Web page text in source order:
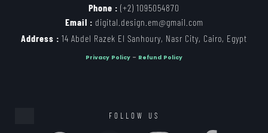
Phone : (+2) 1095054870
Email : digital.design.em@gmail.com
Address : 14 Abdel Razek El Sanhoury, Nasr City, Cairo, Egypt
Privacy Policy – Refund Policy
FOLLOW US